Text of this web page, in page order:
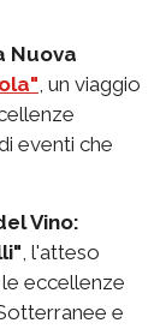
Nuova
, un viaggio
eventi che
Vino:
, l'atteso
eccellenze
e